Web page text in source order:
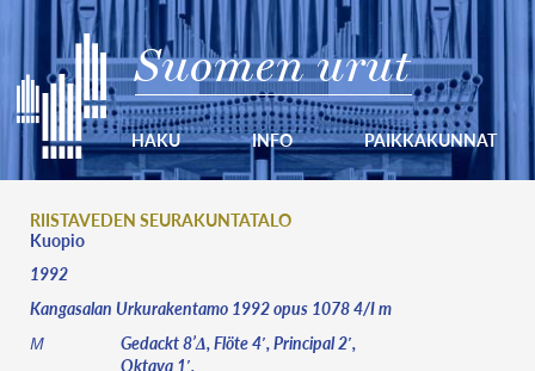
Suomen urut
HAKU INFO PAIKKAKUNNAT
RIISTAVEDEN SEURAKUNTATALO
Kuopio
1992
Kangasalan Urkurakentamo 1992 opus 1078 4/I m
M
Gedackt 8’Δ, Flöte 4′, Principal 2′,
Oktava 1′.